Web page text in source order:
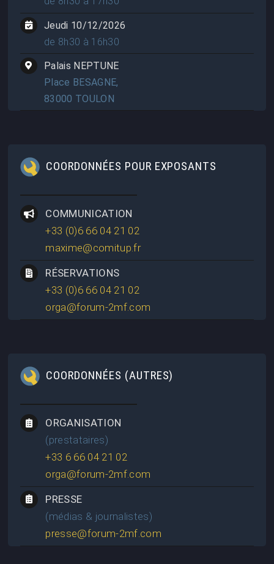
Jeudi 10/12/2026
de 8h30 à 16h30
Palais NEPTUNE
Place BESAGNE,
83000 TOULON
COORDONNÉES POUR EXPOSANTS
COMMUNICATION
+33 (0)6 66 04 21 02
maxime@comitup.fr
RÉSERVATIONS
+33 (0)6 66 04 21 02
orga@forum-2mf.com
COORDONNÉES (AUTRES)
ORGANISATION
(prestataires)
+33 6 66 04 21 02
orga@forum-2mf.com
PRESSE
(médias & journalistes)
presse@forum-2mf.com